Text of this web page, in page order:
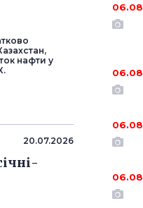
нафти у
20.07.2026
06.08
06.08
06.08
06.08